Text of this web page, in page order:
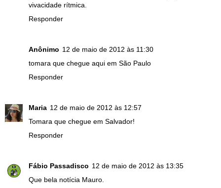
vivacidade rítmica.
Responder
Anônimo 12 de maio de 2012 às 11:30
tomara que chegue aqui em São Paulo
Responder
Maria 12 de maio de 2012 às 12:57
Tomara que chegue em Salvador!
Responder
Fábio Passadisco 12 de maio de 2012 às 13:35
Que bela notícia Mauro.